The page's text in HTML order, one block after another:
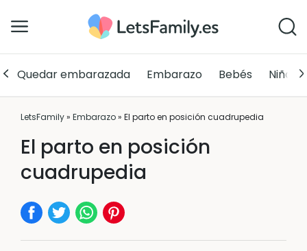
Quedar embarazada Embarazo Bebés Niños
LetsFamily» Embarazo» El parto en posición cuadrupedia
El parto en posición
cuadrupedia